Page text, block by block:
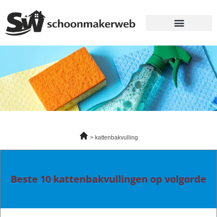
kattenbakvulling
Beste 10 kattenbakvullingen op volgorde